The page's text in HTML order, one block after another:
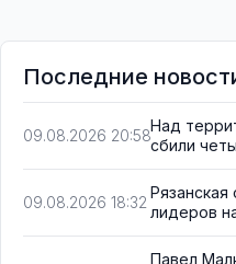
Последние
09.08.2026 20:58
Над
сбили
09.08.2026 18:32лидеров
Павел